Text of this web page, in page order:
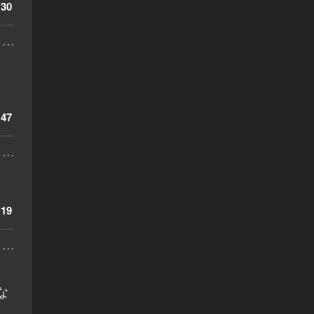
30
...
47
...
19
...